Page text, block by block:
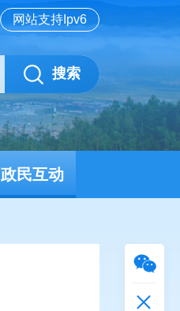
网站支持Ipv6
搜索
政民互动